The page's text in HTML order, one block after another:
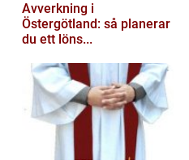
Avverkning i
Östergötland: så planerar
du ett löns...